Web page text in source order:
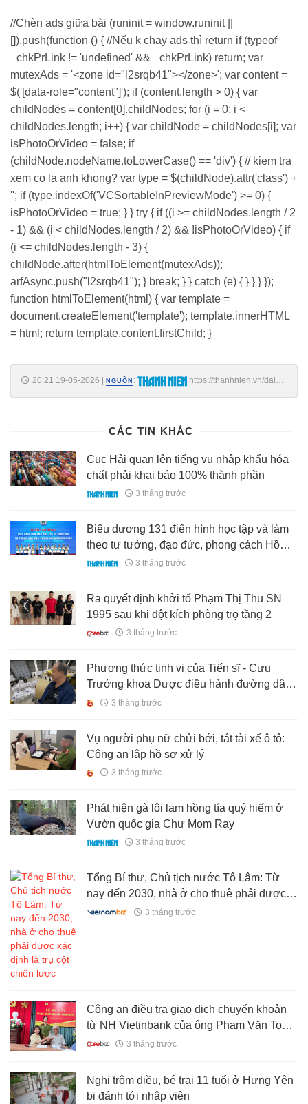
//Chèn ads giữa bài (runinit = window.runinit ||
[]).push(function () { //Nếu k chạy ads thì return if (typeof
_chkPrLink != 'undefined' && _chkPrLink) return; var
mutexAds = '<zone id="l2srqb41"></zone>'; var content =
$('[data-role="content"]'); if (content.length > 0) { var
childNodes = content[0].childNodes; for (i = 0; i <
childNodes.length; i++) { var childNode = childNodes[i]; var
isPhotoOrVideo = false; if
(childNode.nodeName.toLowerCase() == 'div') { // kiem tra
xem co la anh khong? var type = $(childNode).attr('class') +
''; if (type.indexOf('VCSortableInPreviewMode') >= 0) {
isPhotoOrVideo = true; } } try { if ((i >= childNodes.length / 2
- 1) && (i < childNodes.length / 2) && !isPhotoOrVideo) { if
(i <= childNodes.length - 3) {
childNode.after(htmlToElement(mutexAds));
arfAsync.push("l2srqb41"); } break; } } catch (e) { } } } });
function htmlToElement(html) { var template =
document.createElement('template'); template.innerHTML
= html; return template.content.firstChild; }
20:21 19-05-2026 NGUỒN :
https://thanhnien.vn/dai-
CÁC TIN KHÁC
Cục Hải quan lên tiếng vụ nhập khẩu hóa
chất phải khai báo 100% thành phần
3 tháng trước
Biểu dương 131 điển hình học tập và làm
theo tư tưởng, đạo đức, phong cách Hồ
Chí Minh 3 tháng trước
Ra quyết định khởi tố Phạm Thị Thu SN
1995 sau khi đột kích phòng trọ tầng 2
3 tháng trước
Phương thức tinh vi của Tiến sĩ - Cựu
Trưởng khoa Dược điều hành đường dây
buôn lậu 50,7 tấn caffeine xuyên biên giới
3 tháng trước
Vụ người phụ nữ chửi bới, tát tài xế ô tô:
Công an lập hồ sơ xử lý
3 tháng trước
Phát hiện gà lôi lam hồng tía quý hiếm ở
Vườn quốc gia Chư Mom Ray
3 tháng trước
Tổng Bí thư, Chủ tịch nước Tô Lâm: Từ
nay đến 2030, nhà ở cho thuê phải được
xác định là trụ cột chiến lược
3 tháng trước
Công an điều tra giao dịch chuyển khoản
từ NH Vietinbank của ông Phạm Văn Toản
SN 19543 tháng trước
Nghi trộm diều, bé trai 11 tuổi ở Hưng Yên
bị đánh tới nhập viện